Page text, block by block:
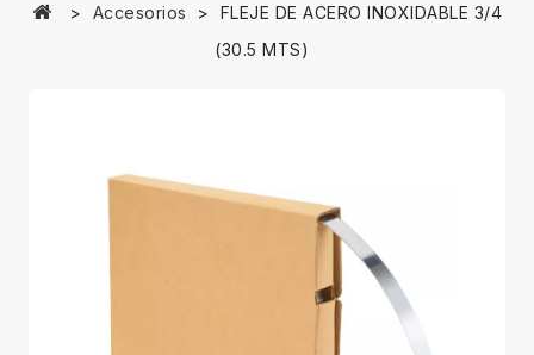
Accesorios
FLEJE DE ACERO INOXIDABLE 3/4
(30.5 MTS)